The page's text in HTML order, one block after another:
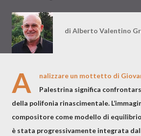
di Alberto Valentino
A
nalizzare un mottetto di
Palestrina significa
della polifonia rinascimentale.
compositore come modello di
è stata progressivamente integrata